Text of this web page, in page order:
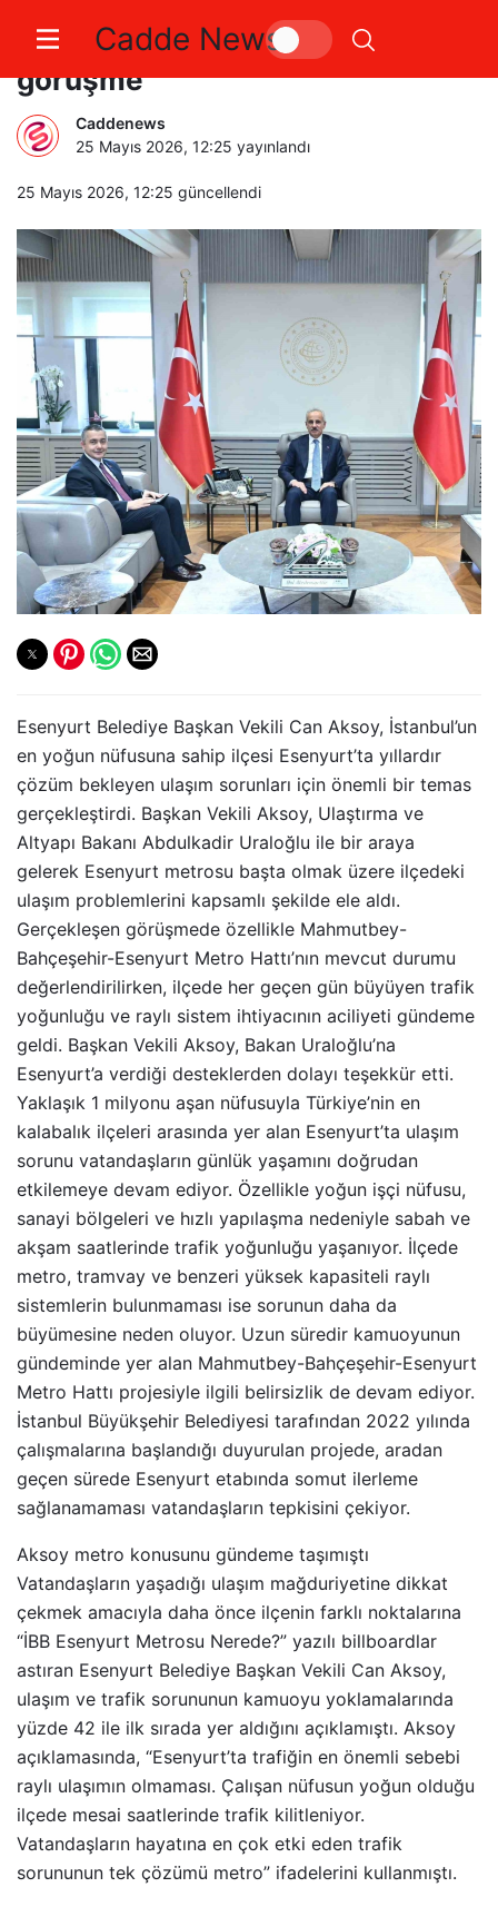
Cadde News
Esenyurt metrosu için önemli
görüşme
Caddenews
25 Mayıs 2026, 12:25 yayınlandı
25 Mayıs 2026, 12:25 güncellendi
Esenyurt Belediye Başkan Vekili Can Aksoy, İstanbul’un
en yoğun nüfusuna sahip ilçesi Esenyurt’ta yıllardır
çözüm bekleyen ulaşım sorunları için önemli bir temas
gerçekleştirdi. Başkan Vekili Aksoy, Ulaştırma ve
Altyapı Bakanı Abdulkadir Uraloğlu ile bir araya
gelerek Esenyurt metrosu başta olmak üzere ilçedeki
ulaşım problemlerini kapsamlı şekilde ele aldı.
Gerçekleşen görüşmede özellikle Mahmutbey-
Bahçeşehir-Esenyurt Metro Hattı’nın mevcut durumu
değerlendirilirken, ilçede her geçen gün büyüyen trafik
yoğunluğu ve raylı sistem ihtiyacının aciliyeti gündeme
geldi. Başkan Vekili Aksoy, Bakan Uraloğlu’na
Esenyurt’a verdiği desteklerden dolayı teşekkür etti.
Yaklaşık 1 milyonu aşan nüfusuyla Türkiye’nin en
kalabalık ilçeleri arasında yer alan Esenyurt’ta ulaşım
sorunu vatandaşların günlük yaşamını doğrudan
etkilemeye devam ediyor. Özellikle yoğun işçi nüfusu,
sanayi bölgeleri ve hızlı yapılaşma nedeniyle sabah ve
akşam saatlerinde trafik yoğunluğu yaşanıyor. İlçede
metro, tramvay ve benzeri yüksek kapasiteli raylı
sistemlerin bulunmaması ise sorunun daha da
büyümesine neden oluyor. Uzun süredir kamuoyunun
gündeminde yer alan Mahmutbey-Bahçeşehir-Esenyurt
Metro Hattı projesiyle ilgili belirsizlik de devam ediyor.
İstanbul Büyükşehir Belediyesi tarafından 2022 yılında
çalışmalarına başlandığı duyurulan projede, aradan
geçen sürede Esenyurt etabında somut ilerleme
sağlanamaması vatandaşların tepkisini çekiyor.
Aksoy metro konusunu gündeme taşımıştı
Vatandaşların yaşadığı ulaşım mağduriyetine dikkat
çekmek amacıyla daha önce ilçenin farklı noktalarına
“İBB Esenyurt Metrosu Nerede?” yazılı billboardlar
astıran Esenyurt Belediye Başkan Vekili Can Aksoy,
ulaşım ve trafik sorununun kamuoyu yoklamalarında
yüzde 42 ile ilk sırada yer aldığını açıklamıştı. Aksoy
açıklamasında, “Esenyurt’ta trafiğin en önemli sebebi
raylı ulaşımın olmaması. Çalışan nüfusun yoğun olduğu
ilçede mesai saatlerinde trafik kilitleniyor.
Vatandaşların hayatına en çok etki eden trafik
sorununun tek çözümü metro” ifadelerini kullanmıştı.